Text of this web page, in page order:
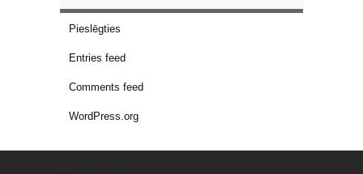
Pieslēgties
Entries feed
Comments feed
WordPress.org